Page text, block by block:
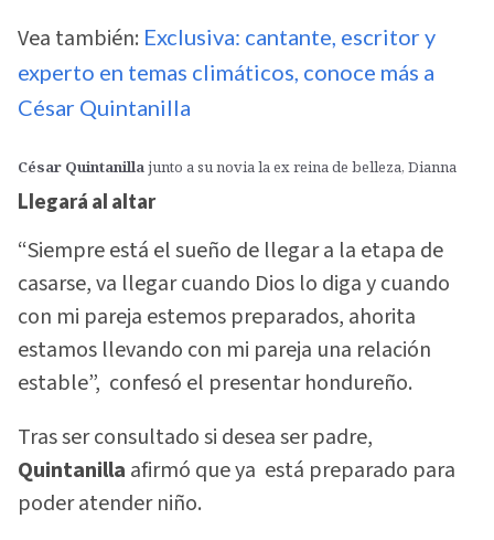
Vea también: Exclusiva: cantante, escritor y
experto en temas climáticos, conoce más a
César Quintanilla
César Quintanillajunto a su novia la ex reina de belleza, Dianna
Llegará al altar
“Siempre está el sueño de llegar a la etapa de
casarse, va llegar cuando Dios lo diga y cuando
con mi pareja estemos preparados, ahorita
estamos llevando con mi pareja una relación
estable”, confesó el presentar hondureño.
Tras ser consultado si desea ser padre,
Quintanilla afirmó que ya está preparado para
poder atender niño.